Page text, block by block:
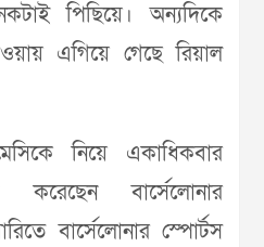
পিছিয়ে। অন‌্যদিকে
এগিয়ে গেছে রিয়াল
নিয়ে একাধিকবার
করেছেন বার্সেলোনার
বার্সেলোনার স্পোর্টস